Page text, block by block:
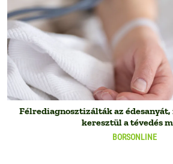
BORSONLINE
Félrediagnosztizálták az
keresztül a tévedés